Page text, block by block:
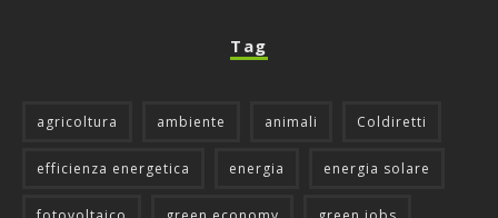
Tag
agricoltura ambiente animali Coldiretti
efficienza energetica energia energia solare